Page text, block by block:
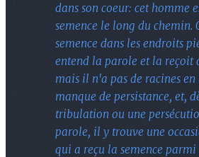
dans son coeur: cet homme
semence le long du chemin.
semence dans les endroits
entend la parole et la reçoit
mais il n'a pas de racines
manque de persistance, et,
tribulation ou une
parole, il y trouve une
qui a reçu la semence parmi